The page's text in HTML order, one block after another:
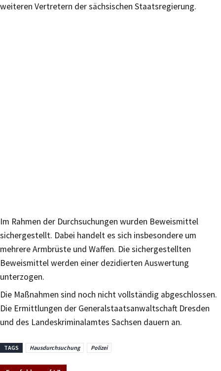
weiteren Vertretern der sächsischen Staatsregierung.
Im Rahmen der Durchsuchungen wurden Beweismittel
sichergestellt. Dabei handelt es sich insbesondere um
mehrere Armbrüste und Waffen. Die sichergestellten
Beweismittel werden einer dezidierten Auswertung
unterzogen.
Die Maßnahmen sind noch nicht vollständig abgeschlossen.
Die Ermittlungen der Generalstaatsanwaltschaft Dresden
und des Landeskriminalamtes Sachsen dauern an.
TAGS Hausdurchsuchung Polizei